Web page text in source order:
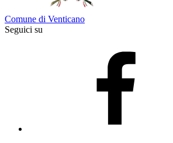
Comune di Venticano
Seguici su